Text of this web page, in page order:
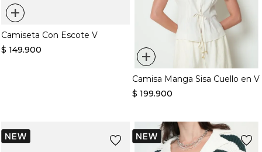
+
Camiseta Con Escote V
$ 149.900 +
Camisa Manga Sisa Cuello en V
$ 199.900